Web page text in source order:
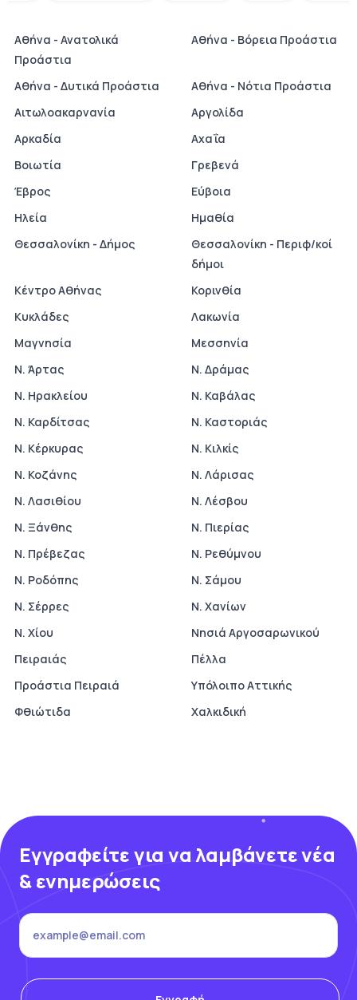
Αθήνα - Ανατολικά
Προάστια
Αθήνα - Βόρεια Προάστια
Αθήνα - Δυτικά Προάστια
Αθήνα - Νότια Προάστια
Αιτωλοακαρνανία
Αργολίδα
Αρκαδία
Αχαΐα
Βοιωτία
Γρεβενά
Έβρος
Εύβοια
Ηλεία
Ημαθία
Θεσσαλονίκη - Δήμος
Θεσσαλονίκη - Περιφ/κοί
δήμοι
Κέντρο Αθήνας
Κορινθία
Κυκλάδες
Λακωνία
Μαγνησία
Μεσσηνία
Ν. Άρτας
Ν. Δράμας
Ν. Ηρακλείου
Ν. Καβάλας
Ν. Καρδίτσας
Ν. Καστοριάς
Ν. Κέρκυρας
Ν. Κιλκίς
Ν. Κοζάνης
Ν. Λάρισας
Ν. Λασιθίου
Ν. Λέσβου
Ν. Ξάνθης
Ν. Πιερίας
Ν. Πρέβεζας
Ν. Ρεθύμνου
Ν. Ροδόπης
Ν. Σάμου
Ν. Σέρρες
Ν. Χανίων
Ν. Χίου
Νησιά Αργοσαρωνικού
Πειραιάς
Πέλλα
Προάστια Πειραιά
Υπόλοιπο Αττικής
Φθιώτιδα
Χαλκιδική
Εγγραφείτε για να λαμβάνετε νέα
& ενημερώσεις